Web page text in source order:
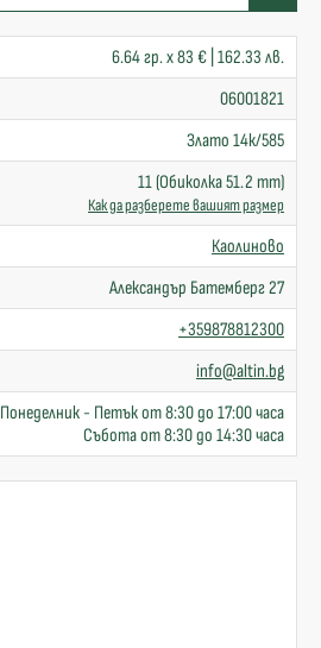
6.64 гр. x 83 € | 162.33 лв.
06001821
Злато 14к/585
11 (Обиколка 51.2 mm)
Как да разберете вашият размер
Каолиново
Александър Батемберг 27
+359878812300
info@altin.bg
Понеделник - Петък от 8:30 до 17:00 часа
Събота от 8:30 до 14:30 часа